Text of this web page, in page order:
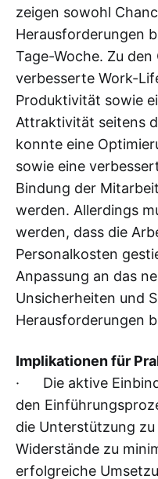
zeigen sowohl
Herausforderungen
Tage-Woche. Zu
verbesserte Work-
Produktivität sowie
Attraktivität seitens
konnte eine
sowie eine
Bindung der
werden. Allerdings
werden, dass die
Personalkosten
Anpassung an das
Unsicherheiten und
Herausforderungen
Implikationen für
· Die aktive
den
die Unterstützung
Widerstände zu
erfolgreiche